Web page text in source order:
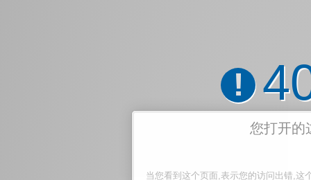
!
您打开的
当您看到这个页面,表示您的访问出错,这